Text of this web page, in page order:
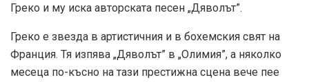
Греко и му иска авторската песен „Дяволът”.
Греко е звезда в артистичния и в бохемския свят на
Франция. Тя изпява „Дяволът” в „Олимия”, а няколко
месеца по-късно на тази престижна сцена вече пее